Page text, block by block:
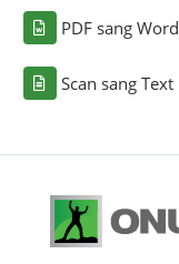
PDF sang Word
Scan sang Text